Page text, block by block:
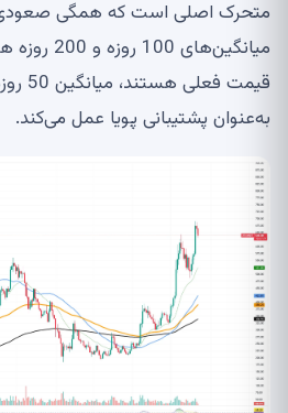
متحرک اصلی است که همگی
میانگین‌های
به‌عنوان پشتیبانی پویا عمل می‌کند.